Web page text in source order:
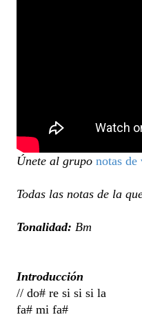
Únete al grupo notas de
Todas las notas de la
Tonalidad: Bm
Introducción
// do# re si si si la
fa# mi fa#